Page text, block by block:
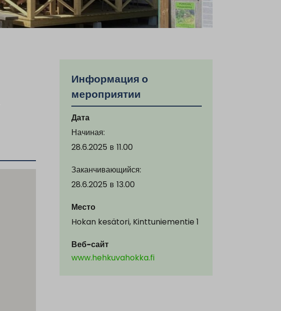
Информация о
мероприятии
Дата
Начиная:
28.6.2025 в 11.00
Заканчивающийся:
28.6.2025 в 13.00
Место
Hokan kesätori, Kinttuniementie 1
Веб-сайт
www.hehkuvahokka.fi